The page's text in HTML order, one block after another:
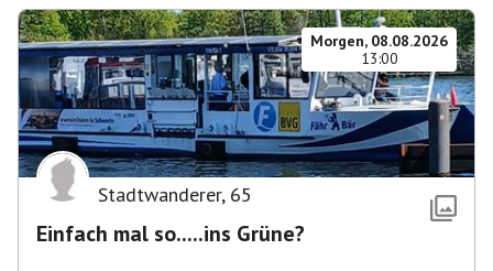
Morgen, 08.08.2026
13:00
Stadtwanderer, 65
Einfach mal so.....ins Grüne?